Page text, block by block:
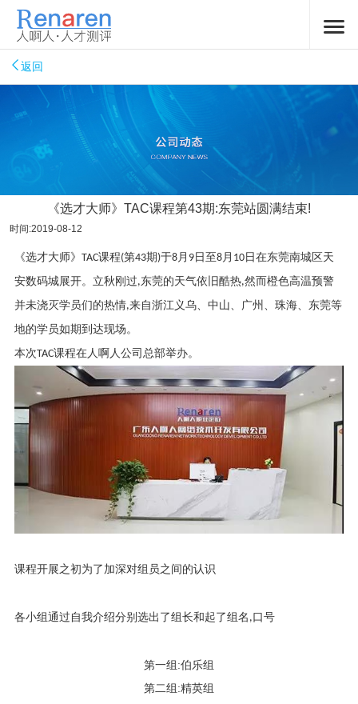
返回
《选才大师》TAC课程第43期:东莞站圆满结束!
时间:2019-08-12
《选才大师》 TAC课程(第43期)于8月 9日至8月 10日在东莞南城区天
安数码城展开。立秋刚过,东莞的天气依旧酷热,然而橙色高温预警
并未浇灭学员们的热情,来自浙江义乌、中山、广州、珠海、东莞等
地的学员如期到达现场。
本次TAC课程在人啊人公司总部举办。
课程开展之初为了加深对组员之间的认识
各小组通过自我介绍分别选出了组长和起了组名 , 口号
第一组 :伯乐组
第二组 :精英组